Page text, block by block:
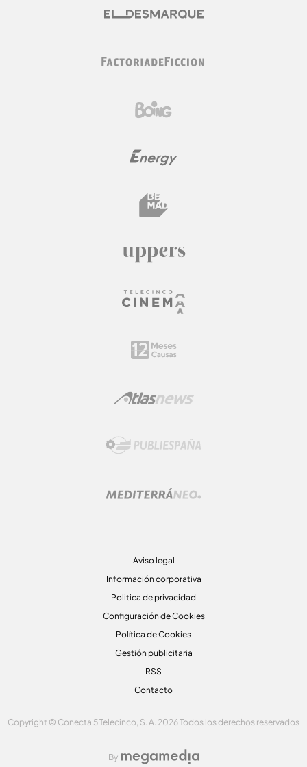
Aviso legal
Información corporativa
Politica de privacidad
Configuración de Cookies
Política de Cookies
Gestión publicitaria
RSS
Contacto
Copyright © Conecta 5 Telecinco, S. A. 2026 Todos los derechos reservados
By